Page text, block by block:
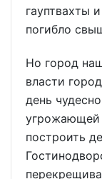
гауптвахты
погибло
Но город
власти
день
угрожающей
построить